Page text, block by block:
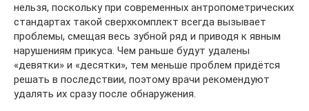
нельзя, поскольку при современных антропометрических
стандартах такой сверхкомплект всегда вызывает
проблемы, смещая весь зубной ряд и приводя к явным
нарушениям прикуса. Чем раньше будут удалены
«девятки» и «десятки», тем меньше проблем придётся
решать в последствии, поэтому врачи рекомендуют
удалять их сразу после обнаружения.